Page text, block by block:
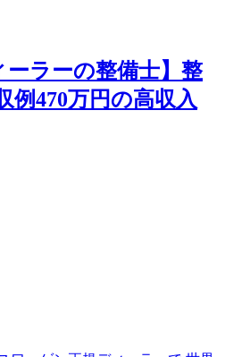
ーラーの整備士】整
例470万円の高収入